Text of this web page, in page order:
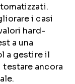
i casi
hard-
a una
a gestire il
testare ancora